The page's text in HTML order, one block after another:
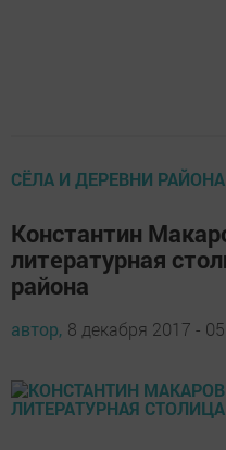
СЁЛА И ДЕРЕВНИ РАЙОНА
Константин
литературная
района
автор, 8 декабря 2017 -